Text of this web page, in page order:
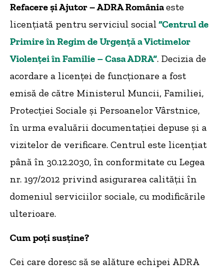
Refacere și Ajutor – ADRA Româniaeste
licențiată pentru serviciul social ”Centrul de
Primire în Regim de Urgență a Victimelor
Violenței în Familie – Casa ADRA”. Decizia de
acordare a licenței de funcționare a fost
emisă de către Ministerul Muncii, Familiei,
Protecției Sociale și Persoanelor Vârstnice,
în urma evaluării documentației depuse și a
vizitelor de verificare. Centrul este licențiat
până în 30.12.2030, în conformitate cu Legea
nr. 197/2012 privind asigurarea calității în
domeniul serviciilor sociale, cu modificările
ulterioare.
Cum poți susține?
Cei care doresc să se alăture echipei ADRA